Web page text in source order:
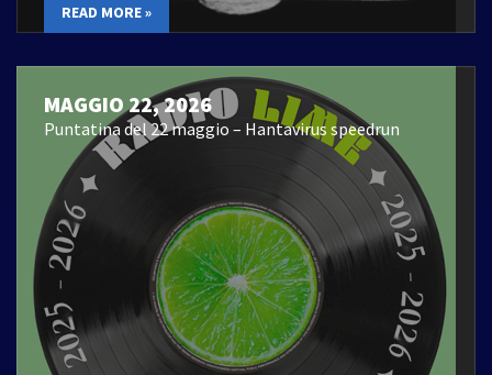
READ MORE »
MAGGIO 22, 2026
Puntatina del 22 maggio – Hantavirus speedrun